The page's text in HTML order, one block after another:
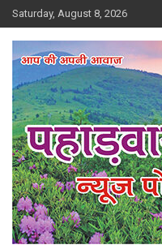
Skip
to
content
Saturday, August 8, 2026